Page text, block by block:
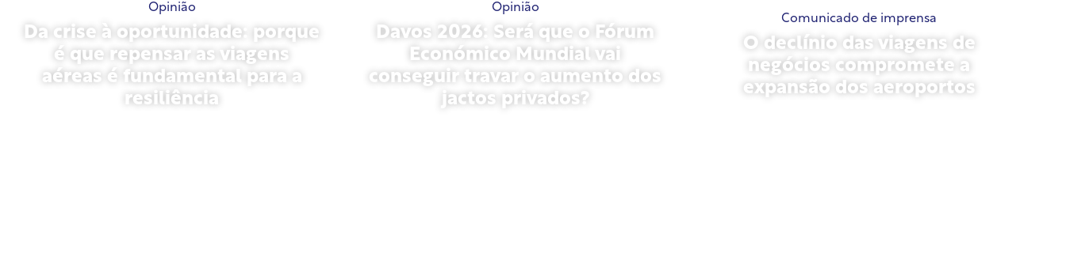
Opinião
Da crise à oportunidade: porque
é que repensar as viagens
aéreas é fundamental para a
resiliência
Opinião
Davos 2026: Será que o Fórum
Económico Mundial vai
conseguir travar o aumento dos
jactos privados?
Comunicado de imprensa
O declínio das viagens de
negócios compromete a
expansão dos aeroportos